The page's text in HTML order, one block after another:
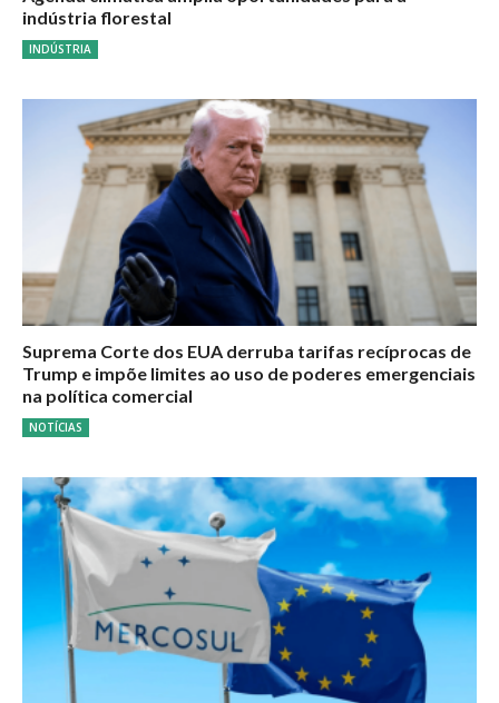
indústria florestal
INDÚSTRIA
Suprema Corte dos EUA derruba tarifas recíprocas de
Trump e impõe limites ao uso de poderes emergenciais
na política comercial
NOTÍCIAS